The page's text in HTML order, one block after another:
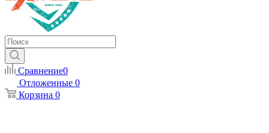
Сравнение0
Отложенные 0
Корзина 0